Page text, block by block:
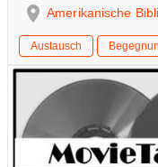
Amerikanische
Austausch